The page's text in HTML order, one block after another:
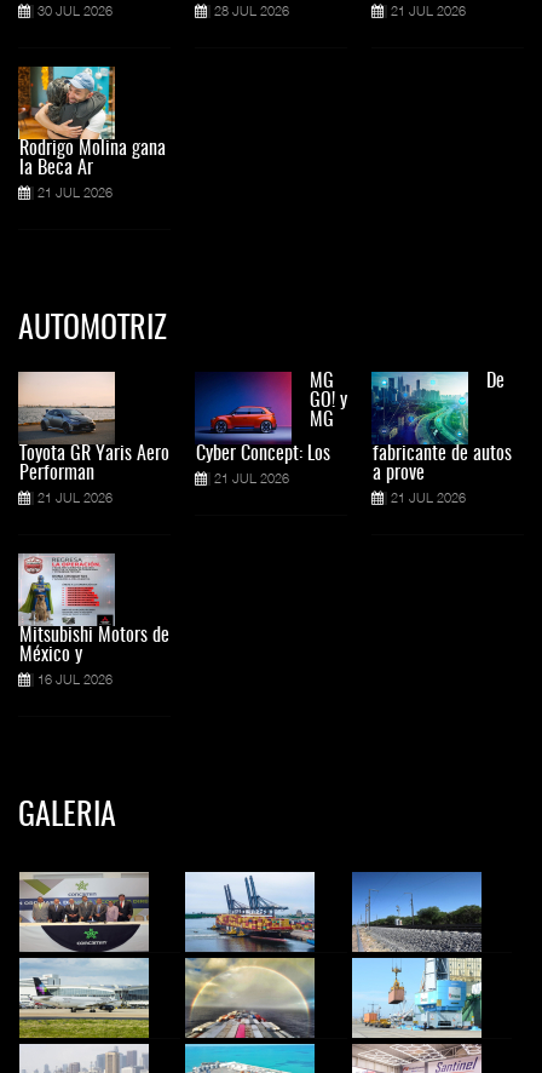
30 JUL 2026
Rodrigo Molina gana
la Beca Ar
21 JUL 2026
28 JUL 2026 21 JUL 2026
AUTOMOTRIZ
Toyota GR Yaris Aero
Performan
21 JUL 2026
Mitsubishi Motors de
México y
16 JUL 2026
MG
GO! y
MG
Cyber Concept: Los
21 JUL 2026
De
fabricante de autos
a prove
21 JUL 2026
GALERIA